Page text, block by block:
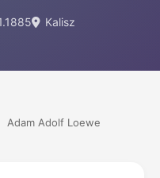
Kalisz
Adam Adolf Loewe